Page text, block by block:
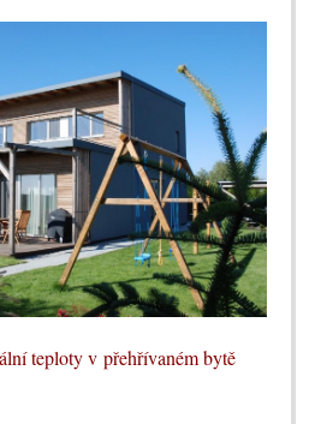
teploty v přehřívaném bytě